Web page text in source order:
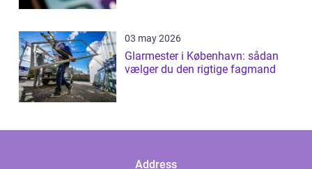
03 may 2026
Glarmester i København: sådan
vælger du den rigtige fagmand
Address